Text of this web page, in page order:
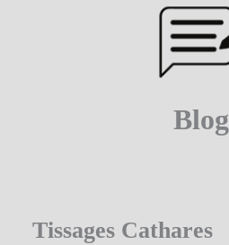
Blog
Tissages Cathares